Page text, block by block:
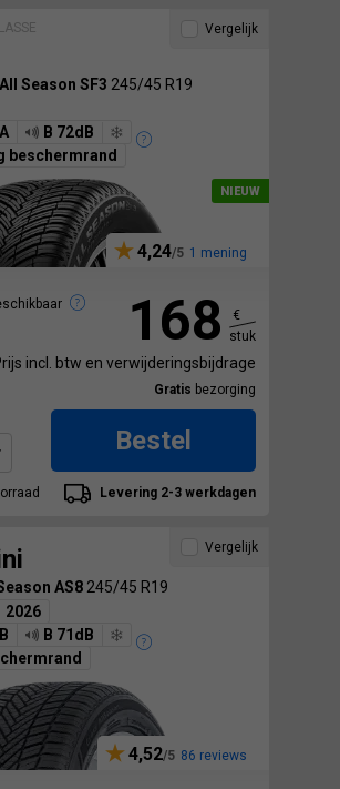
Season SF3 245/45 R19
A
B 72dB
beschermrand
4,24 1 mening
Vergelijk
168
€
stuk
incl. btw en verwijderingsbijdrage
Gratis bezorging
Bestel
Levering 2-3 werkdagen
AS8 245/45 R19
2026
B
B 71dB
4,52 86 reviews
Vergelijk